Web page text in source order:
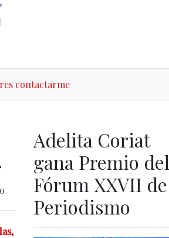
contactarme
Adelita Coriat
gana Premio del
Fórum XXVII de
Periodismo